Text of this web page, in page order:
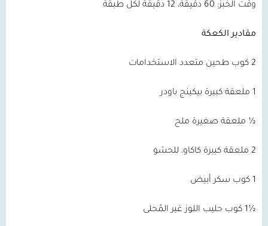
وقت الخبز: 60 دقيقة، 12 دقيقة لكل طبقة
مقادير الكعكة
2 كوب طحين متعدد الاستخدامات
1 ملعقة كبيرة بيكينج باودر
½ ملعقة صغيرة ملح
2 ملعقة كبيرة كاكاو، للحشو
1 كوب سكر أبيض
½1 كوب حليب اللوز غير المُحلى